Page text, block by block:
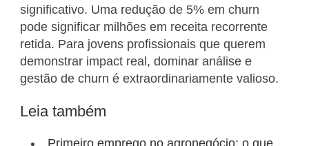
significativo. Uma redução de 5% em churn
pode significar milhões em receita recorrente
retida. Para jovens profissionais que querem
demonstrar impact real, dominar análise e
gestão de churn é extraordinariamente valioso.
Leia também
Primeiro emprego no agronegócio: o que